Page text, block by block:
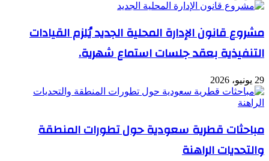
مشروع قانون الإدارة المحلية الجديد يُلزم القيادات
التنفيذية بعقد جلسات استماع شهرية.
29 يونيو، 2026
مباحثات قطرية سعودية حول تطورات المنطقة
والتحديات الراهنة